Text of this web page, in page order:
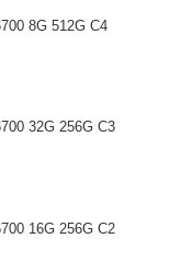
8G 512G C4
32G 256G C3
16G 256G C2